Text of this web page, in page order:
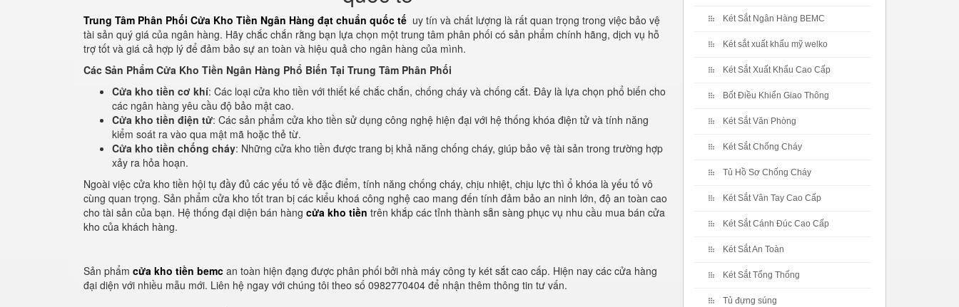
Trung Tâm Phân Phối Cửa Kho Tiền Ngân Hàng đạt chuẩn quốc tế uy tín và chất lượng là rất quan trọng trong việc bảo vệ
tài sản quý giá của ngân hàng. Hãy chắc chắn rằng bạn lựa chọn một trung tâm phân phối có sản phẩm chính hãng, dịch vụ hỗ
trợ tốt và giá cả hợp lý để đảm bảo sự an toàn và hiệu quả cho ngân hàng của mình.
Các Sản Phẩm Cửa Kho Tiền Ngân Hàng Phổ Biến Tại Trung Tâm Phân Phối
Cửa kho tiền cơ khí: Các loại cửa kho tiền với thiết kế chắc chắn, chống cháy và chống cắt. Đây là lựa chọn phổ biến cho
các ngân hàng yêu cầu độ bảo mật cao.
Cửa kho tiền điện tử: Các sản phẩm cửa kho tiền sử dụng công nghệ hiện đại với hệ thống khóa điện tử và tính năng
kiểm soát ra vào qua mật mã hoặc thẻ từ.
Cửa kho tiền chống cháy: Những cửa kho tiền được trang bị khả năng chống cháy, giúp bảo vệ tài sản trong trường hợp
xảy ra hỏa hoạn.
Ngoài việc cửa kho tiền hội tụ đầy đủ các yếu tố về đặc điểm, tính năng chống cháy, chịu nhiệt, chịu lực thì ổ khóa là yếu tố vô
cùng quan trọng. Sản phẩm cửa kho tốt tran bị các kiểu khoá công nghệ cao mang đến tính đảm bảo an ninh lớn, độ an toàn cao
cho tài sản của bạn. Hệ thống đại diện bán hàng cửa kho tiền trên khắp các tỉnh thành sẵn sàng phục vụ nhu cầu mua bán cửa
kho của khách hàng.
Sản phẩm cửa kho tiền bemc an toàn hiện đạng được phân phối bởi nhà máy công ty két sắt cao cấp. Hiện nay các cửa hàng
đại diện với nhiều mẫu mới. Liên hệ ngay với chúng tôi theo số 0982770404 để nhận thêm thông tin tư vấn.
Két Sắt Ngân Hàng BEMC
Két sắt xuất khẩu mỹ welko
Két Sắt Xuất Khẩu Cao Cấp
Bốt Điều Khiển Giao Thông
Két Sắt Văn Phòng
Két Sắt Chống Cháy
Tủ Hồ Sơ Chống Cháy
Két Sắt Vân Tay Cao Cấp
Két Sắt Cánh Đúc Cao Cấp
Két Sắt An Toàn
Két Sắt Tổng Thống
Tủ đựng súng